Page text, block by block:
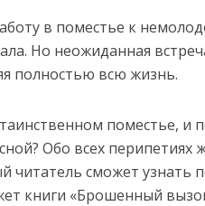
в поместье к
Но неожиданная
полностью всю жизнь.
поместье, и
Обо всех
читатель сможет узнать
книги «Брошенный